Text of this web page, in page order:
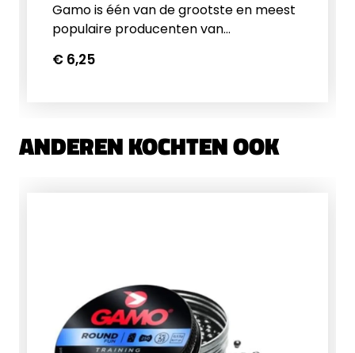
Gamo is één van de grootste en meest
populaire producenten van
accessoires voor de schietsport. Ze
(.22")1g15.43gr250 stuks per blik
€ 6,25
ANDEREN KOCHTEN OOK